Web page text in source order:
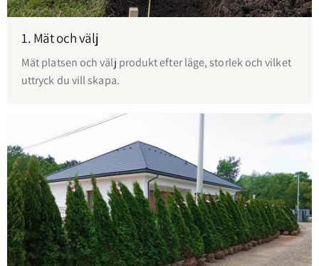
1. Mät och välj
Mät platsen och välj produkt efter läge, storlek och vilket
uttryck du vill skapa.